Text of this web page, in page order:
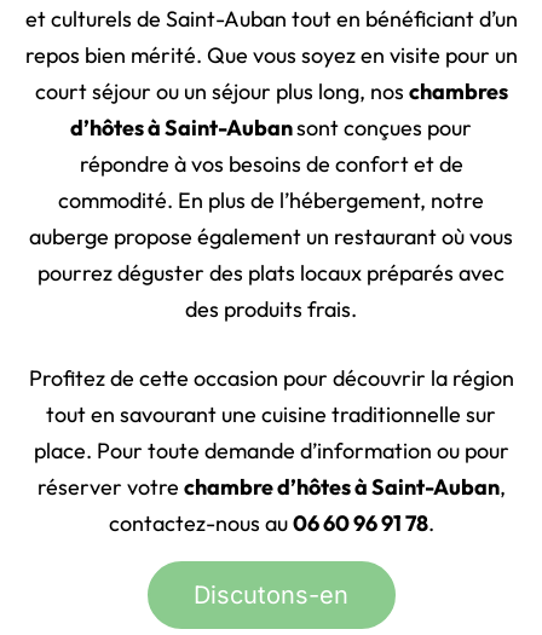
et culturels de Saint-Auban tout en bénéficiant d’un
repos bien mérité. Que vous soyez en visite pour un
court séjour ou un séjour plus long, nos chambres
d’hôtesà Saint-Aubansont conçues pour
répondre à vos besoins de confort et de
commodité. En plus de l’hébergement, notre
auberge propose également un restaurant où vous
pourrez déguster des plats locaux préparés avec
des produits frais.
Profitez de cette occasion pour découvrir la région
tout en savourant une cuisine traditionnelle sur
place. Pour toute demande d’information ou pour
réserver votre chambre d’hôtes à Saint-Auban,
contactez-nous au06 60 96 91 78.
Discutons-en